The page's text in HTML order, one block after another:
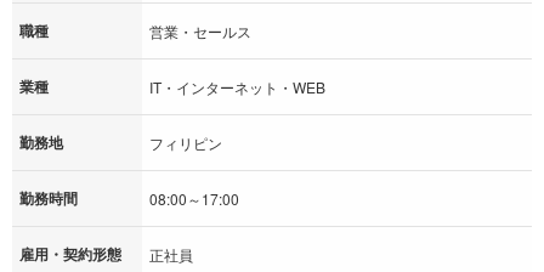
職種 営業・セールス
業種 IT・インターネット・WEB
勤務地 フィリピン
勤務時間 08:00～17:00
雇用・契約形態 正社員